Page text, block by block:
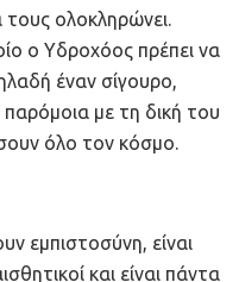
ολοκληρώνει.
ο Υδροχόος πρέπει να
έναν σίγουρο,
με τη δική του
όλο τον κόσμο.
εμπιστοσύνη, είναι
και είναι πάντα